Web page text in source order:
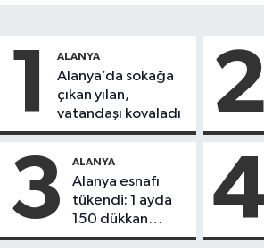
1 ALANYA
Alanya’da sokağa
çıkan yılan,
vatandaşı kovaladı
2
3 ALANYA
Alanya esnafı
tükendi: 1 ayda
150 dükkan
kapandı